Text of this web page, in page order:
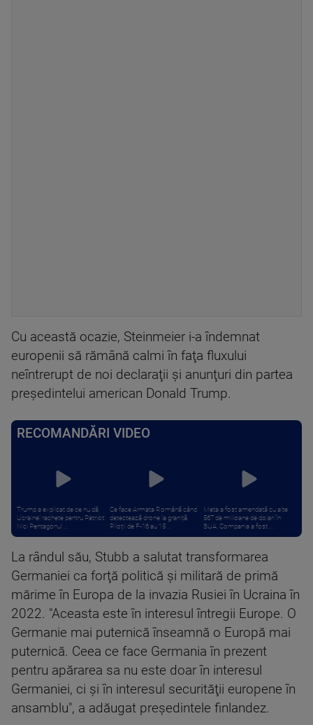
Cu această ocazie, Steinmeier i-a îndemnat
europenii să rămână calmi în faţa fluxului
neîntrerupt de noi declaraţii şi anunţuri din partea
preşedintelui american Donald Trump.
RECOMANDĂRI VIDEO
Trump a explicat de ce nu dă
Ucrainei rachete pentru Patriot:
Nici Pentagonul ...
Ce face Armata Română când
detectează drone la graniță.
Piloții de F-16 au 15 ...
Meta a fost amendată cu alte
567 de milioane de dolari în
SUA. Compania a fost ...
La rândul său, Stubb a salutat transformarea
Germaniei ca forţă politică şi militară de primă
mărime în Europa de la invazia Rusiei în Ucraina în
2022. "Aceasta este în interesul întregii Europe. O
Germanie mai puternică înseamnă o Europă mai
puternică. Ceea ce face Germania în prezent
pentru apărarea sa nu este doar în interesul
Germaniei, ci şi în interesul securităţii europene în
ansamblu", a adăugat preşedintele finlandez.